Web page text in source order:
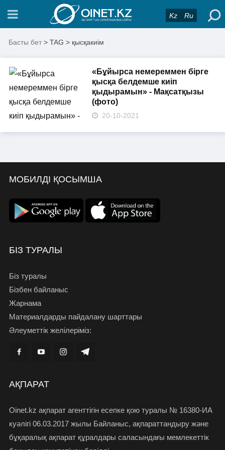
Kz Ru
Басты бет > TAG > қысқакиім
«Бұйырса немереммен бірге
қысқа белдемше киіп
қыдырамын» - Мақсатқызы
(фото)
20-10-2021
МОБИЛДІ ҚОСЫМША
БІЗ ТУРАЛЫ
Біз туралы
Бізбен байланыс
Жарнама
Материалдарды пайдалану шарттары
Әлеуметтік желілеріміз:
АҚПАРАТ
Oinet.kz ақпарат агенттігін есепке қою туралы № 16380-ИА
куәлігі 06.03.2017 жылы Байланыс, ақпараттандыру және
бұқаралық ақпарат құралдары саласындағы мемлекеттік